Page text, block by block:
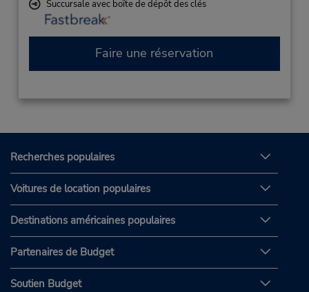
Succursale avec boîte de dépôt des clés
Faire une réservation
Recherches populaires
Voitures de location populaires
Destinations américaines populaires
Partenaires de Budget
Soutien Budget